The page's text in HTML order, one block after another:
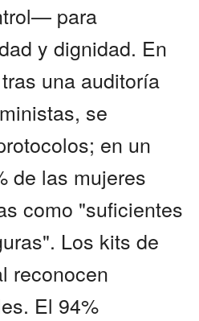
para
y dignidad. En
una auditoría
se
en un
de las mujeres
como "suficientes
Los kits de
reconocen
El 94%